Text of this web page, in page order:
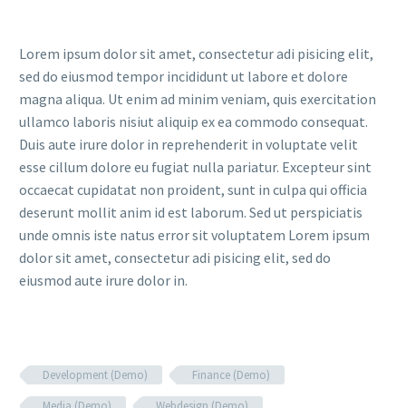
Lorem ipsum dolor sit amet, consectetur adi pisicing elit,
sed do eiusmod tempor incididunt ut labore et dolore
magna aliqua. Ut enim ad minim veniam, quis exercitation
ullamco laboris nisiut aliquip ex ea commodo consequat.
Duis aute irure dolor in reprehenderit in voluptate velit
esse cillum dolore eu fugiat nulla pariatur. Excepteur sint
occaecat cupidatat non proident, sunt in culpa qui officia
deserunt mollit anim id est laborum. Sed ut perspiciatis
unde omnis iste natus error sit voluptatem Lorem ipsum
dolor sit amet, consectetur adi pisicing elit, sed do
eiusmod aute irure dolor in.
Development (Demo)
Finance (Demo)